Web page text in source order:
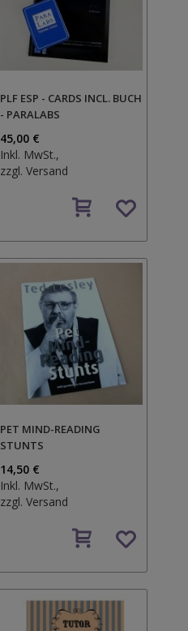
PLF ESP - CARDS INCL. BUCH
- PARALABS
45,00 €
Inkl. MwSt.,
zzgl.Versand
den
PET MIND-READING
STUNTS
14,50 €
Inkl. MwSt.,
zzgl.Versand
den